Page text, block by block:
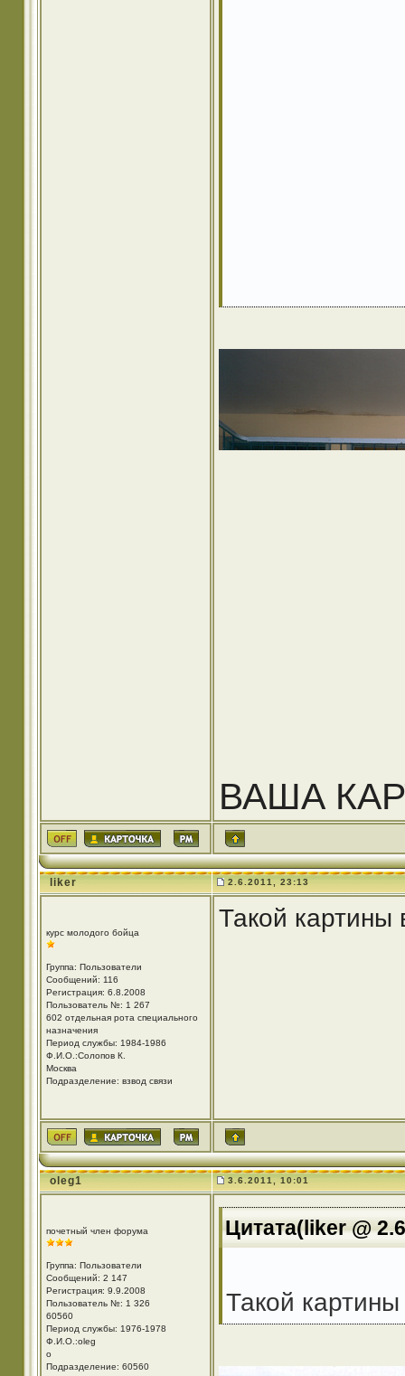
ВАША
liker 2.6.2011, 23:13
курс молодого бойца
Группа: Пользователи
Сообщений: 116
Регистрация: 6.8.2008
Пользователь №: 1 267
602 отдельная рота специального
назначения
Период службы: 1984-1986
Ф.И.О.:Солопов К.
Москва
Подразделение: взвод связи
Такой
oleg1 3.6.2011, 10:01
почетный член форума
Группа: Пользователи
Сообщений: 2 147
Регистрация: 9.9.2008
Пользователь №: 1 326
60560
Период службы: 1976-1978
Ф.И.О.:oleg
o
Подразделение: 60560
Цитата(liker @
Такой